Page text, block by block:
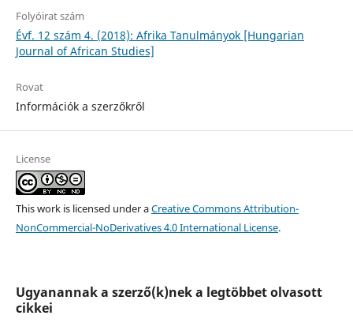
Folyóirat szám
Évf. 12 szám 4. (2018): Afrika Tanulmányok [Hungarian
Journal of African Studies]
Rovat
Információk a szerzőkről
License
This work is licensed under aCreative Commons Attribution-
NonCommercial-NoDerivatives 4.0 International License.
Ugyanannak a szerző(k)nek a legtöbbet olvasott
cikkei